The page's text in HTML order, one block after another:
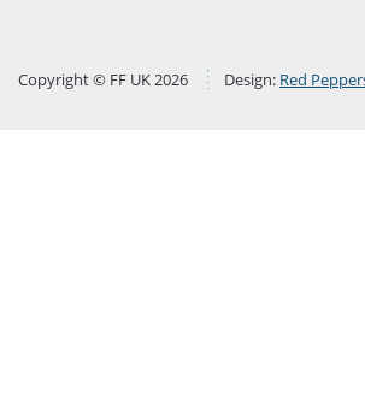
Copyright © FF UK 2026 Design: Red